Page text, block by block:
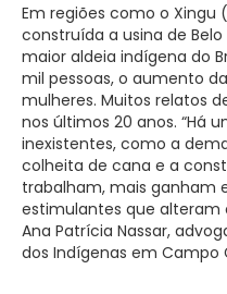
Em regiões como o Xingu
construída a usina de
maior aldeia indígena do
mil pessoas, o aumento
mulheres. Muitos relatos
nos últimos 20 anos. “Há
inexistentes, como a
colheita de cana e a
trabalham, mais ganham
estimulantes que alteram
Ana Patrícia Nassar,
dos Indígenas em Campo